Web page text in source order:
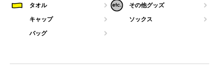
タオル その他グッズ
キャップ ソックス
バッグ